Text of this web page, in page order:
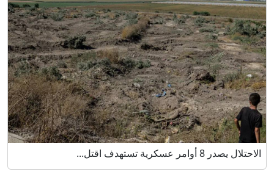
الاحتلال يصدر 8 أوامر عسكرية تستهدف اقتل...